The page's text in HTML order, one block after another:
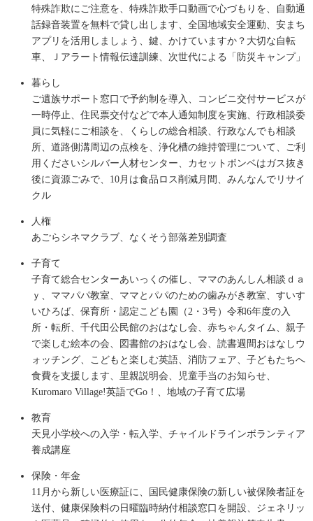
特殊詐欺にご注意を、特殊詐欺手口動画で心づもりを、自動通
話録音装置を無料で貸し出します、全国地域安全運動、安まち
アプリを活用しましょう、鍵、かけていますか？大切な自転
車、Ｊアラート情報伝達訓練、次世代による「防災キャンプ」
暮らし
ご遺族サポート窓口で予約制を導入、コンビニ交付サービスが
一時停止、住民票交付などで本人通知制度を実施、行政相談委
員に気軽にご相談を、くらしの総合相談、行政なんでも相談
所、道路側溝周辺の点検を、浄化槽の維持管理について、ご利
用くださいシルバー人材センター、カセットボンベはガス抜き
後に資源ごみで、10月は食品ロス削減月間、みんなんでリサイ
クル
人権
あごらシネマクラブ、なくそう部落差別調査
子育て
子育て総合センターあいっくの催し、ママのあんしん相談ｄａ
ｙ、ママパパ教室、ママとパパのための歯みがき教室、すいす
いひろば、保育所・認定こども園（2・3号）令和6年度の入
所・転所、千代田公民館のおはなし会、赤ちゃんタイム、親子
で楽しむ絵本の会、図書館のおはなし会、読書週間おはなしウ
ォッチング、こどもと楽しむ英語、消防フェア、子どもたちへ
食費を支援します、里親説明会、児童手当のお知らせ、
Kuromaro Village!英語でGo！、地域の子育て広場
教育
天見小学校への入学・転入学、チャイルドラインボランティア
養成講座
保険・年金
11月から新しい医療証に、国民健康保険の新しい被保険者証を
送付、健康保険料の日曜臨時納付相談窓口を開設、ジェネリッ